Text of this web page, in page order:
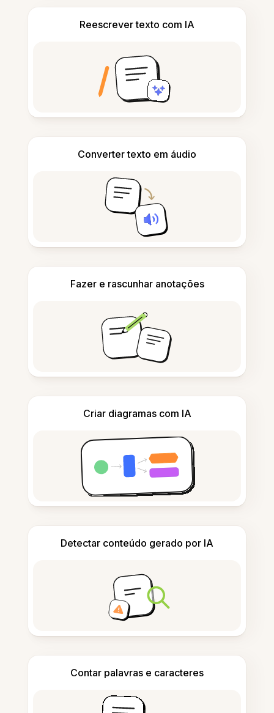
Reescrever texto com IA
Converter texto em áudio
Fazer e rascunhar anotações
Criar diagramas com IA
Detectar conteúdo gerado por IA
Contar palavras e caracteres